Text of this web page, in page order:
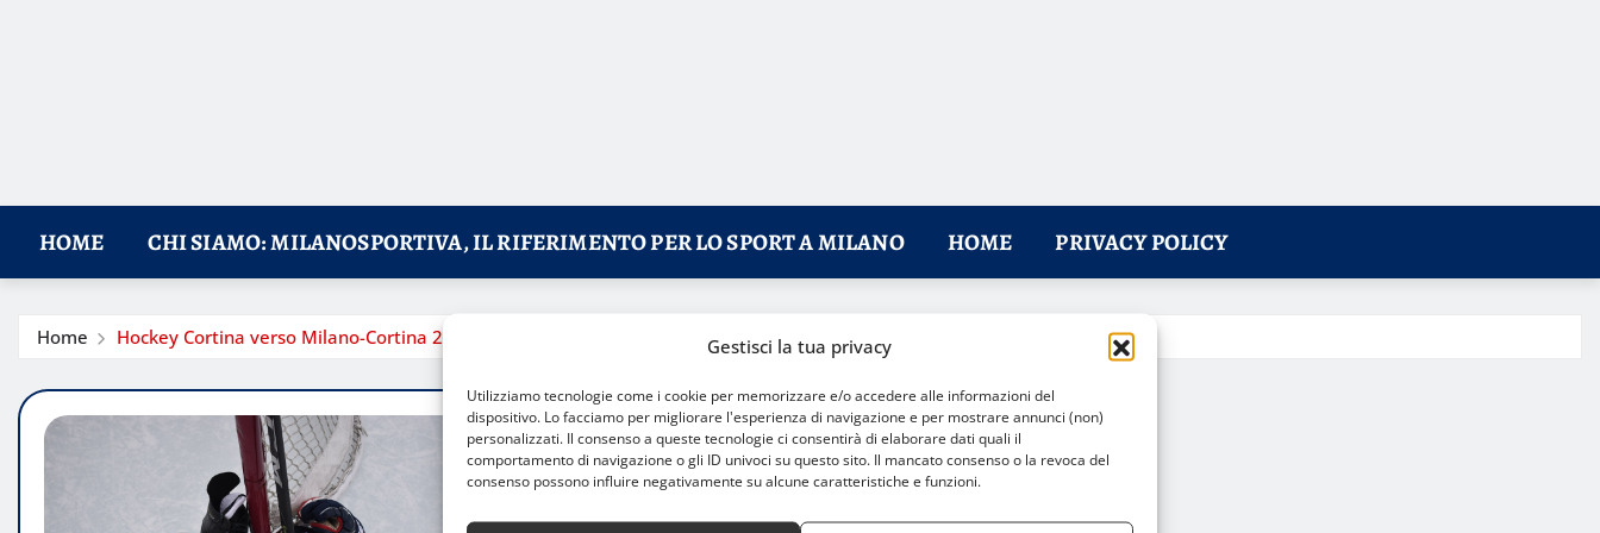
Gestisci la tua privacy
Utilizziamo tecnologie come i cookie per memorizzare e/o accedere alle informazioni del
dispositivo. Lo facciamo per migliorare l'esperienza di navigazione e per mostrare annunci (non)
personalizzati. Il consenso a queste tecnologie ci consentirà di elaborare dati quali il
comportamento di navigazione o gli ID univoci su questo sito. Il mancato consenso o la revoca del
consenso possono influire negativamente su alcune caratteristiche e funzioni.
HOME CHI SIAMO: MILANOSPORTIVA, IL RIFERIMENTO PER LO SPORT A MILANO HOME PRIVACY POLICY
Home Hockey Cortina verso Milano-Cortina 2026: nuova casa alla Galvalux Arena